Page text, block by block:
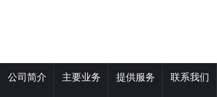
公司简介 主要业务 提供服务 联系我们